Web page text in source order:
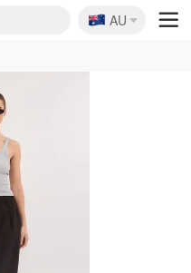
🇦🇺
AU